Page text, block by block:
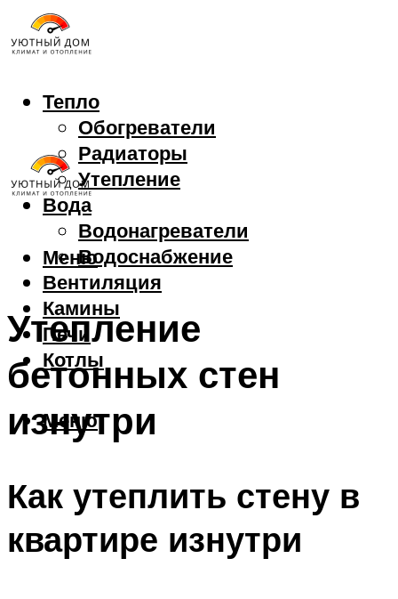
Тепло
Обогреватели
Радиаторы
Утепление
Вода
Водонагреватели
Водоснабжение
Вентиляция
Камины
Печи
Котлы
Меню
Меню
Утепление
бетонных стен
изнутри
Как утеплить стену в
квартире изнутри